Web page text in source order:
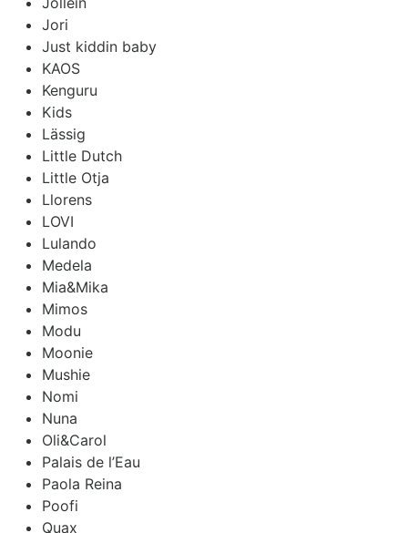
Jori
Just kiddin baby
KAOS
Kenguru
Kids
Lässig
Little Dutch
Little Otja
Llorens
LOVI
Lulando
Medela
Mia&Mika
Mimos
Modu
Moonie
Mushie
Nomi
Nuna
Oli&Carol
Palais de l’Eau
Paola Reina
Poofi
Quax